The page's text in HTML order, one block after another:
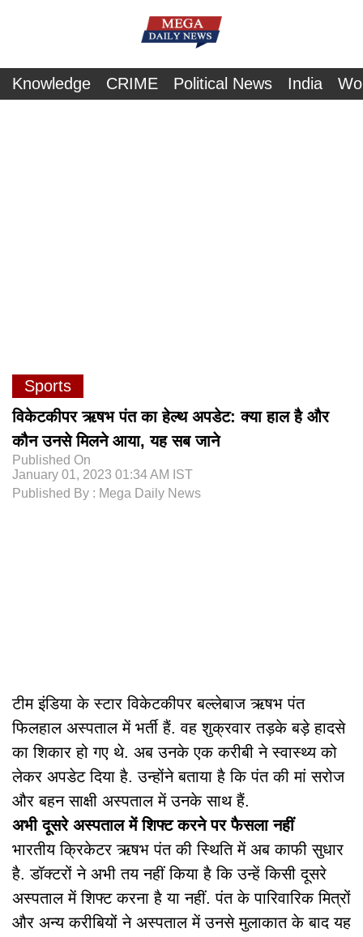
Knowledge CRIME Political News India
Sports
विकेटकीपर ऋषभ पंत का हेल्थ अपडेट: क्या हाल है और
कौन उनसे मिलने आया, यह सब जाने
Published On
January 01, 2023 01:34 AM IST
Published By : Mega Daily News
टीम इंडिया के स्टार विकेटकीपर बल्लेबाज ऋषभ पंत
फिलहाल अस्पताल में भर्ती हैं. वह शुक्रवार तड़के बड़े हादसे
का शिकार हो गए थे. अब उनके एक करीबी ने स्वास्थ्य को
लेकर अपडेट दिया है. उन्होंने बताया है कि पंत की मां सरोज
और बहन साक्षी अस्पताल में उनके साथ हैं.
अभी दूसरे अस्पताल में शिफ्ट करने पर फैसला नहीं
भारतीय क्रिकेटर ऋषभ पंत की स्थिति में अब काफी सुधार
है. डॉक्टरों ने अभी तय नहीं किया है कि उन्हें किसी दूसरे
अस्पताल में शिफ्ट करना है या नहीं. पंत के पारिवारिक मित्रों
और अन्य करीबियों ने अस्पताल में उनसे मुलाकात के बाद यह